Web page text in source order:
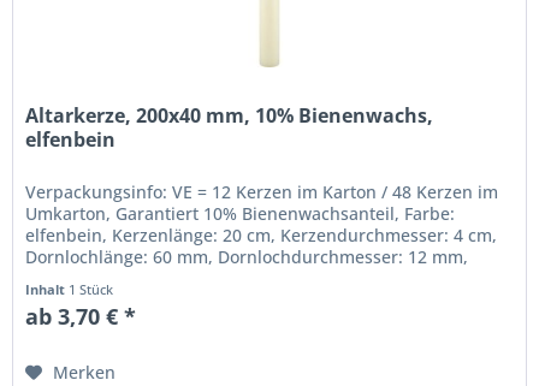
Altarkerze, 200x40 mm, 10% Bienenwachs,
elfenbein
Verpackungsinfo: VE = 12 Kerzen im Karton / 48 Kerzen im
Umkarton, Garantiert 10% Bienenwachsanteil, Farbe:
elfenbein, Kerzenlänge: 20 cm, Kerzendurchmesser: 4 cm,
Dornlochlänge: 60 mm, Dornlochdurchmesser: 12 mm,
Inhalt 1 Stück
ab 3,70 € *
Merken